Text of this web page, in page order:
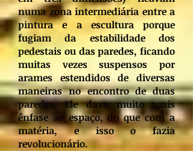
numa zona intermediária entre a
pintura e a escultura porque
fugiam da estabilidade dos
pedestais ou das paredes, ficando
muitas vezes suspensos por
arames estendidos de diversas
maneiras no encontro de duas
paredes. Ele dava muito mais
ênfase ao espaço, do que com a
matéria, e isso o fazia
revolucionário.